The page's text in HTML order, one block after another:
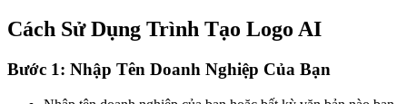
Cách Sử Dụng Trình Tạo Logo AI
Bước 1: Nhập Tên Doanh Nghiệp Của Bạn